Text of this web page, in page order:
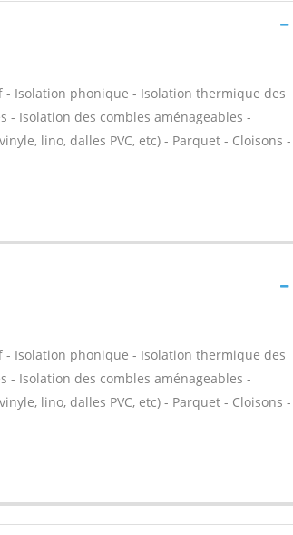
Isolation phonique - Isolation thermique des
Isolation des combles aménageables -
lino, dalles PVC, etc) - Parquet - Cloisons -
Isolation phonique - Isolation thermique des
Isolation des combles aménageables -
lino, dalles PVC, etc) - Parquet - Cloisons -